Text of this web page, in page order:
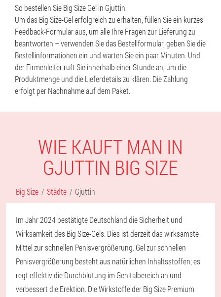
So bestellen Sie Big Size Gel in Gjuttin
Um das Big Size-Gel erfolgreich zu erhalten, füllen Sie ein kurzes
Feedback-Formular aus, um alle Ihre Fragen zur Lieferung zu
beantworten – verwenden Sie das Bestellformular, geben Sie die
Bestellinformationen ein und warten Sie ein paar Minuten. Und
der Firmenleiter ruft Sie innerhalb einer Stunde an, um die
Produktmenge und die Lieferdetails zu klären. Die Zahlung
erfolgt per Nachnahme auf dem Paket.
WIE KAUFT MAN IN
GJUTTIN BIG SIZE
Big Size Städte Gjuttin
Im Jahr 2024 bestätigte Deutschland die Sicherheit und
Wirksamkeit des Big Size-Gels. Dies ist derzeit das wirksamste
Mittel zur schnellen Penisvergrößerung. Gel zur schnellen
Penisvergrößerung besteht aus natürlichen Inhaltsstoffen; es
regt effektiv die Durchblutung im Genitalbereich an und
verbessert die Erektion. Die Wirkstoffe der Big Size Premium